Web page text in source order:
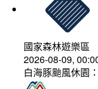
國家森林遊樂區
2026-08-09,
白海豚颱風休園